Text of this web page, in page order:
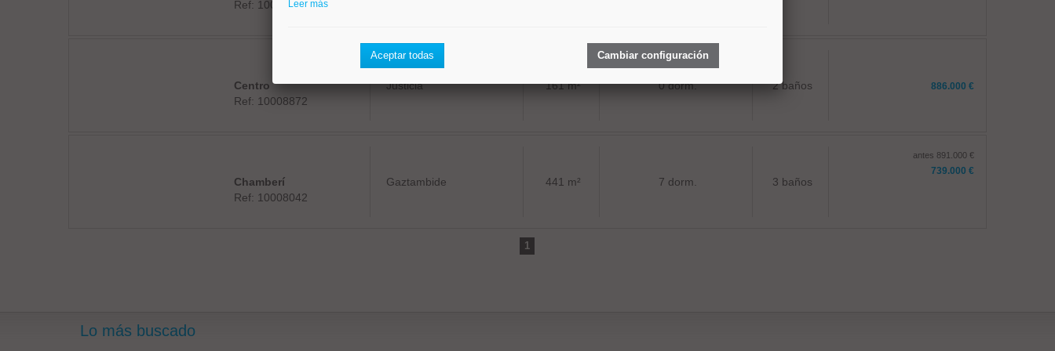
Ref: 10008529
Centro
Ref: 10008872
Justicia 161 m² 0 dorm. 2 baños 886.000 €
Chamberí
Ref: 10008042
Gaztambide 441 m² 7 dorm. 3 baños
antes 891.000 €
739.000 €
1
Lo más buscado
Leer más
Aceptar todas Cambiar configuración